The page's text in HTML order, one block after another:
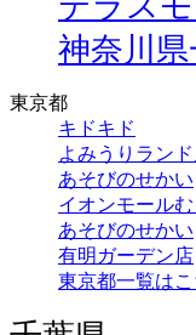
神奈川
東京都
キドキド
よみうりラン
あそびのせかい
イオンモール
あそびのせかい
有明ガーデン店
東京都一覧はこ